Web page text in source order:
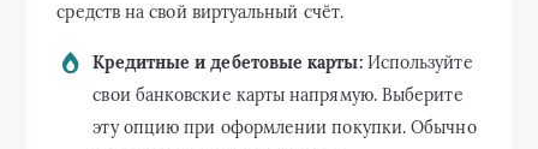
средств на свой виртуальный счёт.
Кредитные и дебетовые карты:Используйте
свои банковские карты напрямую. Выберите
эту опцию при оформлении покупки. Обычно